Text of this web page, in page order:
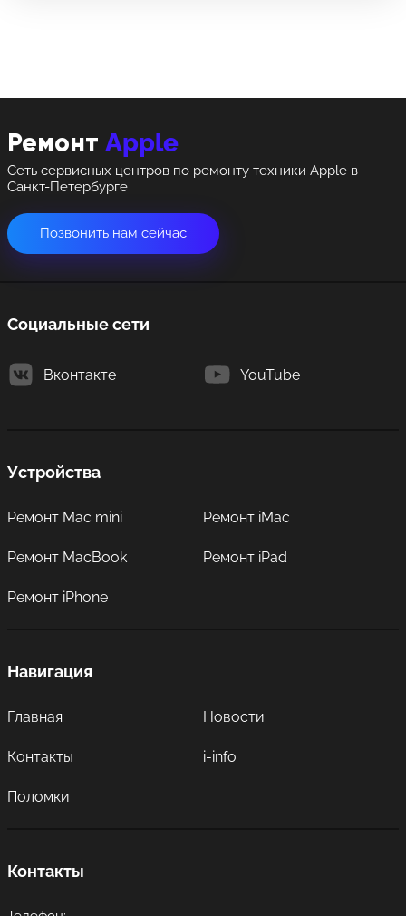
Ремонт Apple
Сеть сервисных центров по ремонту техники Apple в
Санкт-Петербурге
Позвонить нам сейчас
Социальные сети
Вконтакте YouTube
Устройства
Ремонт Mac mini Ремонт iMac
Ремонт MacBook Ремонт iPad
Ремонт iPhone
Навигация
Главная Новости
Контакты i-info
Поломки
Контакты